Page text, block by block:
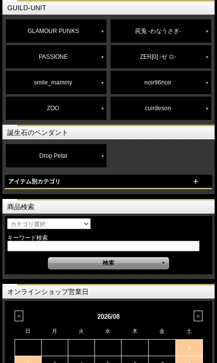
GUILD-UNIT
GLAMOUR PUNKS 罠兎 -わなうさぎ-
PASSIONE ZER[0] -ゼ ロ-
smile_mammy noir96noir
ZOO cuirdeson
誕生石のペンダント
Drop Petal
アイテム別カテゴリ
商品検索
キーワード検索
オンラインショップ営業日
2026/08
日 月 火 水 木 金 土
1